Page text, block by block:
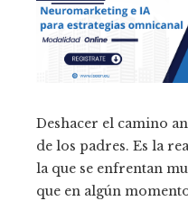
Deshacer el camino
de los padres. Es la
la que se enfrentan
que en algún